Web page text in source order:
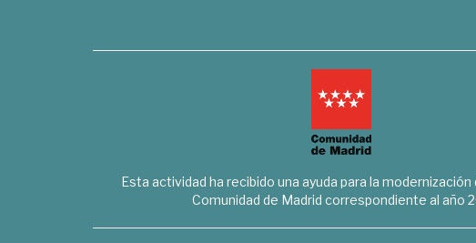
Esta actividad ha recibido una ayuda para la modernización
Comunidad de Madrid correspondiente al año